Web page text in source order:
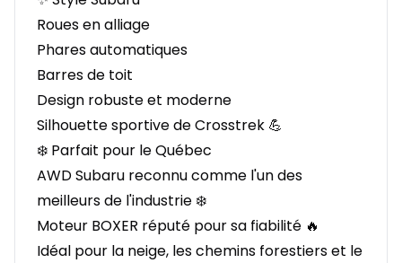
Roues en alliage
Phares automatiques
Barres de toit
Design robuste et moderne
Silhouette sportive de Crosstrek 💪
❄️ Parfait pour le Québec
AWD Subaru reconnu comme l'un des
meilleurs de l'industrie ❄️
Moteur BOXER réputé pour sa fiabilité 🔥
Idéal pour la neige, les chemins forestiers et le